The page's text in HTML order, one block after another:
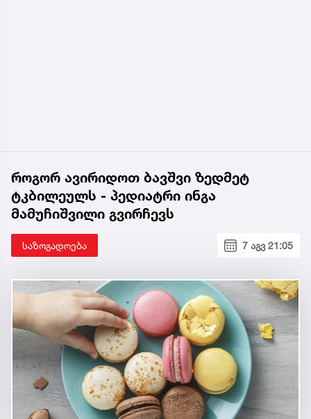
როგორ ავირიდოთ ბავშვი ზედმეტ
ტკბილეულს - პედიატრი ინგა
მამუჩიშვილი გვირჩევს
საზოგადოება 7 აგვ 21:05